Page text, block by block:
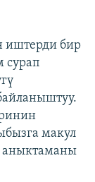
иштерди бир
сурап
макул
аныктаманы